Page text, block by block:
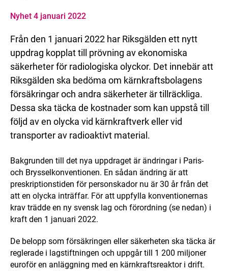
Nyhet 4 januari 2022
Från den 1 januari 2022 har Riksgälden ett nytt
uppdrag kopplat till prövning av ekonomiska
säkerheter för radiologiska olyckor. Det innebär att
Riksgälden ska bedöma om kärnkraftsbolagens
försäkringar och andra säkerheter är tillräckliga.
Dessa ska täcka de kostnader som kan uppstå till
följd av en olycka vid kärnkraftverk eller vid
transporter av radioaktivt material.
Bakgrunden till det nya uppdraget är ändringar i Paris-
och Brysselkonventionen. En sådan ändring är att
preskriptionstiden för personskador nu är 30 år från det
att en olycka inträffar. För att uppfylla konventionernas
krav trädde en ny svensk lag och förordning (se nedan) i
kraft den 1 januari 2022.
De belopp som försäkringen eller säkerheten ska täcka är
reglerade i lagstiftningen och uppgår till 1 200 miljoner
euroför en anläggning med en kärnkraftsreaktor i drift.